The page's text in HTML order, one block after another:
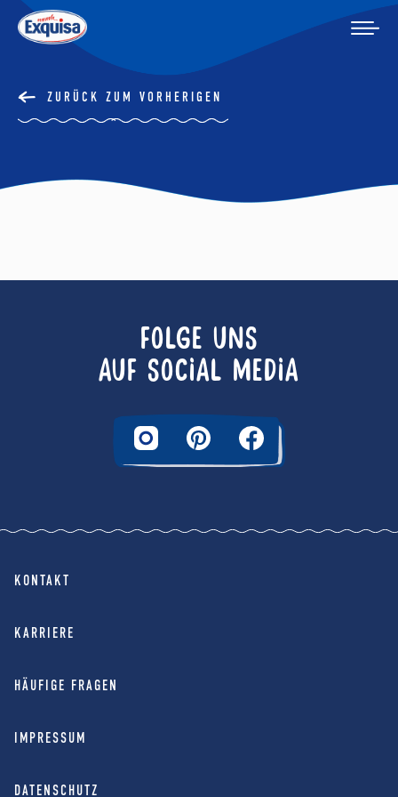
ZURÜCK ZUM VORHERIGEN
FOLGE UNS
AUF SOCIAL MEDIA
KONTAKT
KARRIERE
HÄUFIGE FRAGEN
IMPRESSUM
DATENSCHUTZ